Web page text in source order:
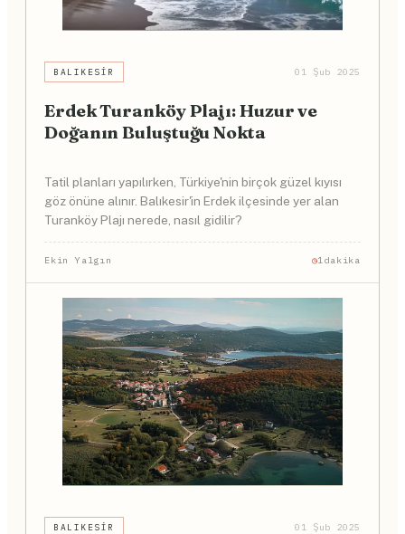
BALIKESIR 01 Şub 2025
Erdek Turanköy Plajı: Huzur ve
Doğanın Buluştuğu Nokta
Tatil planları yapılırken, Türkiye'nin birçok güzel kıyısı
göz önüne alınır. Balıkesir'in Erdek ilçesinde yer alan
Turanköy Plajı nerede, nasıl gidilir?
Ekin Yalgın 1dakika
BALIKESIR 01 Şub 2025